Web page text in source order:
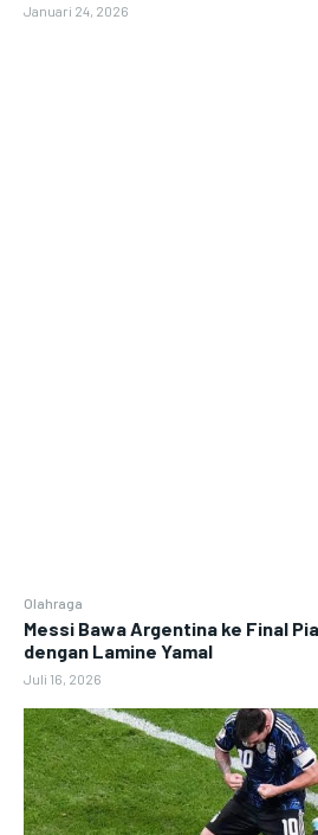
Olahraga
Messi Bawa Argentina ke Final
dengan Lamine Yamal
Juli 16, 2026
Januari 24, 2026